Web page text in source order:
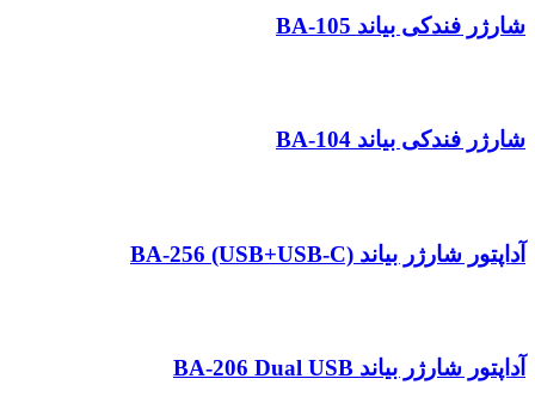
شارژر فندکی بیاند BA-105
شارژر فندکی بیاند BA-104
آداپتور شارژر بیاند BA-256 (USB+USB-C)
آداپتور شارژر بیاند BA-206 Dual USB